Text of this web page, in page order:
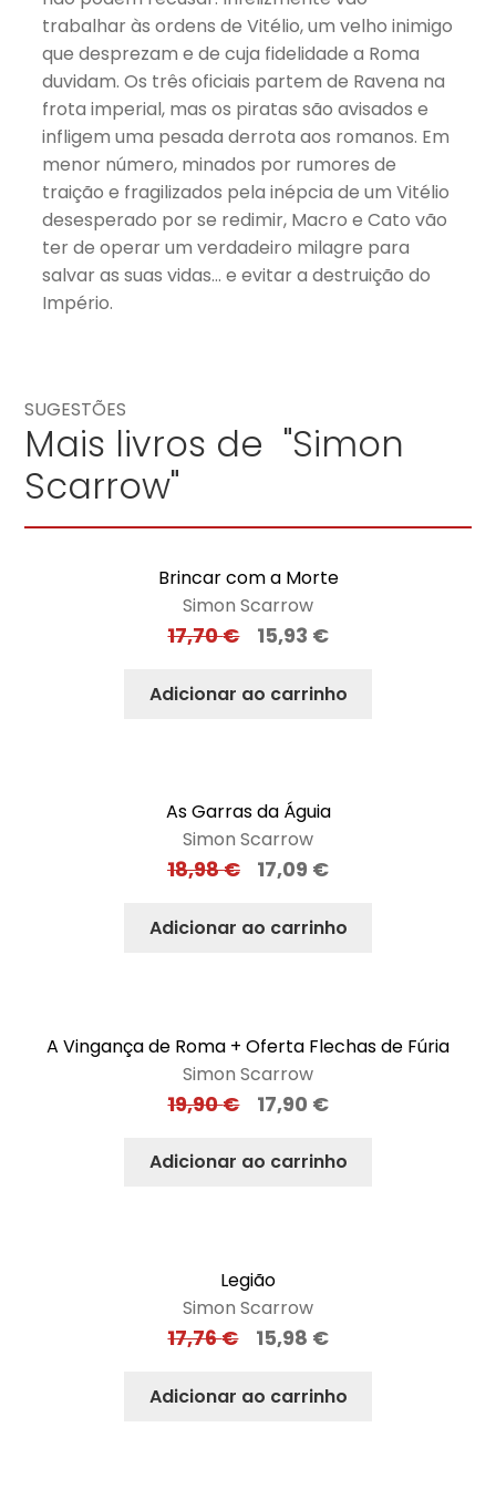
trabalhar às ordens de Vitélio, um velho inimigo
que desprezam e de cuja fidelidade a Roma
duvidam. Os três oficiais partem de Ravena na
frota imperial, mas os piratas são avisados e
infligem uma pesada derrota aos romanos. Em
menor número, minados por rumores de
traição e fragilizados pela inépcia de um Vitélio
desesperado por se redimir, Macro e Cato vão
ter de operar um verdadeiro milagre para
salvar as suas vidas… e evitar a destruição do
Império.
SUGESTÕES
Mais livros de "Simon
Scarrow"
Brincar com a Morte
Simon Scarrow
17,70€ 15,93 €
Adicionar ao carrinho
As Garras da Águia
Simon Scarrow
18,98€ 17,09 €
Adicionar ao carrinho
A Vingança de Roma + Oferta Flechas de Fúria
Simon Scarrow
19,90€ 17,90 €
Adicionar ao carrinho
Legião
Simon Scarrow
17,76€ 15,98 €
Adicionar ao carrinho